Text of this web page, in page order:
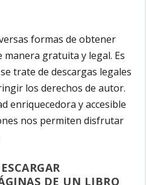
formas de obtener
gratuita y legal. Es
trate de descargas legales
los derechos de autor.
enriquecedora y accesible
nos permiten disfrutar
DE UN LIBRO